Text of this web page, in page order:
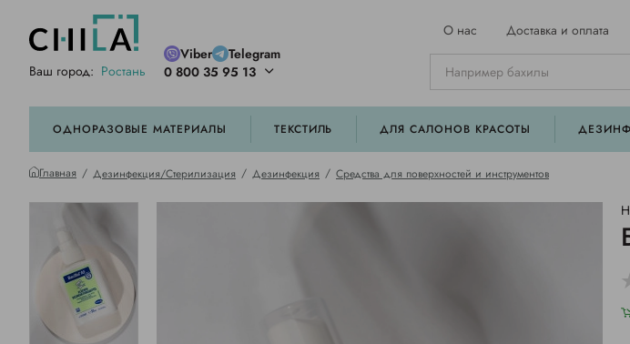
Ваш город: Ростань
Viber
Telegram
0 800 35 95 13
О нас Доставка и оплата
ОДНОРАЗОВЫЕ МАТЕРИАЛЫ ТЕКСТИЛЬ ДЛЯ САЛОНОВ КРАСОТЫ
Главная Дезинфекция/Стерилизация Дезинфекция Средства для поверхностей и инструментов